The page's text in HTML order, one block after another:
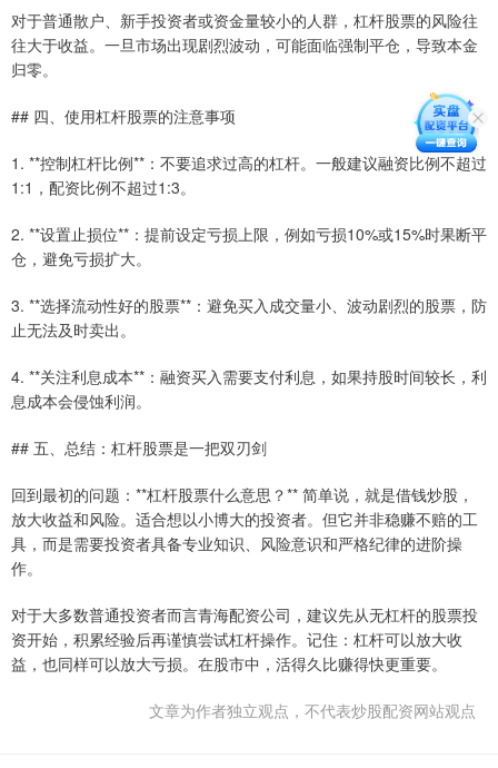
对于普通散户、新手投资者或资金量较小的人群，杠杆股票的风险往
往大于收益。一旦市场出现剧烈波动，可能面临强制平仓，导致本金
归零。
## 四、使用杠杆股票的注意事项
1. **控制杠杆比例**：不要追求过高的杠杆。一般建议融资比例不超过
1:1，配资比例不超过1:3。
2. **设置止损位**：提前设定亏损上限，例如亏损10%或15%时果断平
仓，避免亏损扩大。
3. **选择流动性好的股票**：避免买入成交量小、波动剧烈的股票，防
止无法及时卖出。
4. **关注利息成本**：融资买入需要支付利息，如果持股时间较长，利
息成本会侵蚀利润。
## 五、总结：杠杆股票是一把双刃剑
回到最初的问题：**杠杆股票什么意思？** 简单说，就是借钱炒股，
放大收益和风险。适合想以小博大的投资者。但它并非稳赚不赔的工
具，而是需要投资者具备专业知识、风险意识和严格纪律的进阶操
作。
对于大多数普通投资者而言青海配资公司，建议先从无杠杆的股票投
资开始，积累经验后再谨慎尝试杠杆操作。记住：杠杆可以放大收
益，也同样可以放大亏损。在股市中，活得久比赚得快更重要。
文章为作者独立观点，不代表炒股配资网站观点